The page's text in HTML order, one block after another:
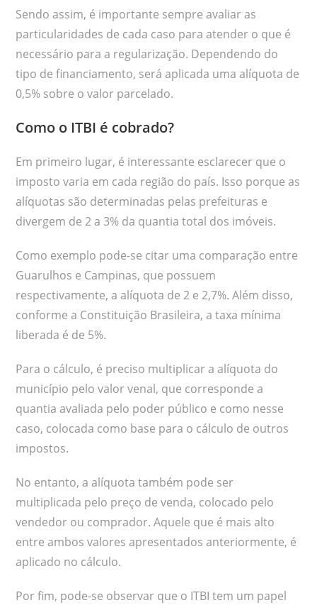
Sendo assim, é importante sempre avaliar as
particularidades de cada caso para atender o que é
necessário para a regularização. Dependendo do
tipo de financiamento, será aplicada uma alíquota de
0,5% sobre o valor parcelado.
Como o ITBI é cobrado?
Em primeiro lugar, é interessante esclarecer que o
imposto varia em cada região do país. Isso porque as
alíquotas são determinadas pelas prefeituras e
divergem de 2 a 3% da quantia total dos imóveis.
Como exemplo pode-se citar uma comparação entre
Guarulhos e Campinas, que possuem
respectivamente, a alíquota de 2 e 2,7%. Além disso,
conforme a Constituição Brasileira, a taxa mínima
liberada é de 5%.
Para o cálculo, é preciso multiplicar a alíquota do
município pelo valor venal, que corresponde a
quantia avaliada pelo poder público e como nesse
caso, colocada como base para o cálculo de outros
impostos.
No entanto, a alíquota também pode ser
multiplicada pelo preço de venda, colocado pelo
vendedor ou comprador. Aquele que é mais alto
entre ambos valores apresentados anteriormente, é
aplicado no cálculo.
Por fim, pode-se observar que o ITBI tem um papel